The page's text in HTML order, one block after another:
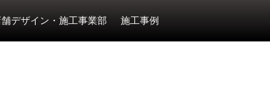
舗デザイン・施工事業部 施工事例